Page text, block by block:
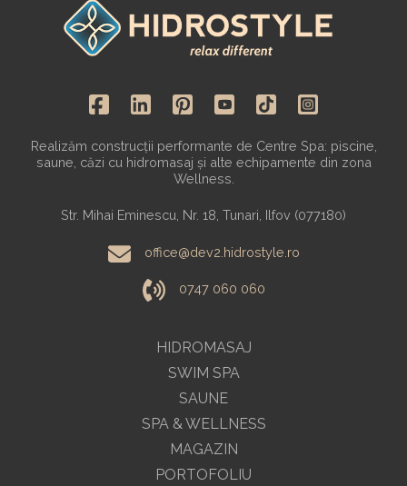
HIDROMASAJ
SWIM SPA
SAUNE
SPA & WELLNESS
MAGAZIN
Realizăm construcții performante de Centre Spa: piscine,
saune, căzi cu hidromasaj și alte echipamente din zona
Wellness.
Str. Mihai Eminescu, Nr. 18, Tunari, Ilfov (077180)
office@dev2.hidrostyle.ro
0747 060 060
PORTOFOLIU